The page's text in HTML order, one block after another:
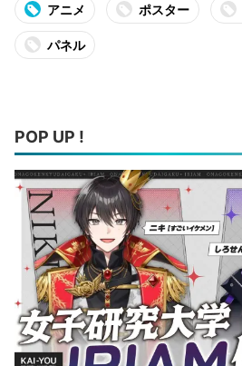
アニメ ポスター
パネル
POP UP !